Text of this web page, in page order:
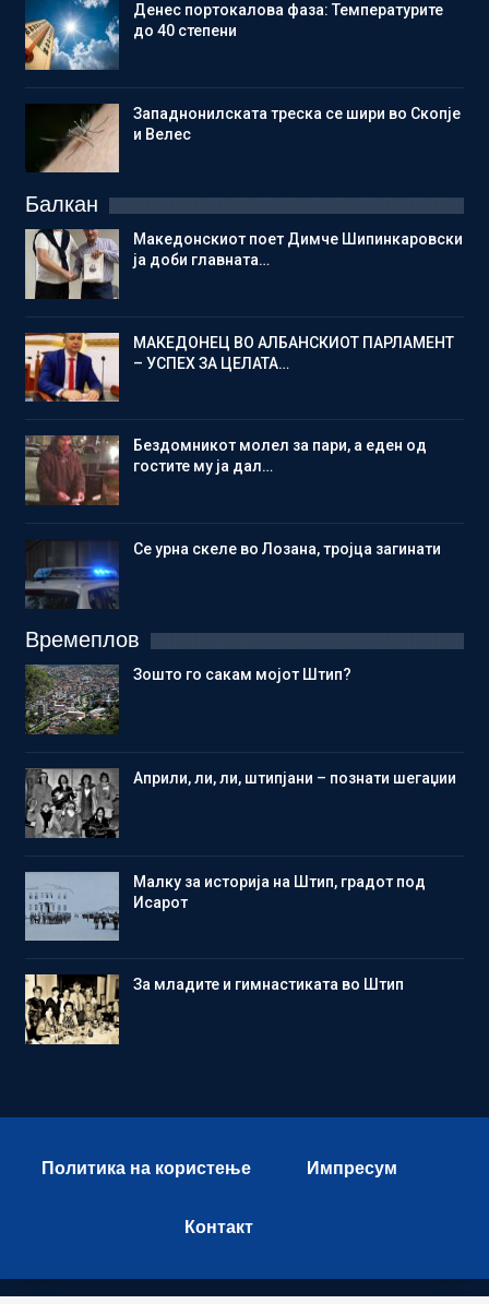
Денес портокалова фаза: Температурите
до 40 степени
Западнонилската треска се шири во Скопје
и Велес
Балкан
Македонскиот поет Димче Шипинкаровски
ја доби главната…
МАКЕДОНЕЦ ВО АЛБАНСКИОТ ПАРЛАМЕНТ
– УСПЕХ ЗА ЦЕЛАТА…
Бездомникот молел за пари, а еден од
гостите му ја дал…
Се урна скеле во Лозана, тројца загинати
Времеплов
Зошто го сакам мојот Штип?
Aприли, ли, ли, штипјани – познати шегаџии
Малку за историја на Штип, градот под
Исарот
Зa младите и гимнастиката во Штип
Политика на користење Импресум
Контакт